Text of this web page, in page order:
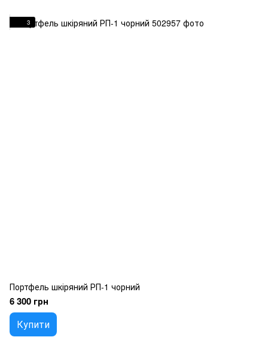
3
Портфель шкіряний РП-1 чорний
6 300 грн
Купити